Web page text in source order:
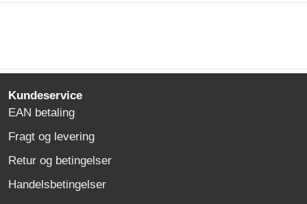
Kundeservice
EAN betaling
Fragt og levering
Retur og betingelser
Handelsbetingelser